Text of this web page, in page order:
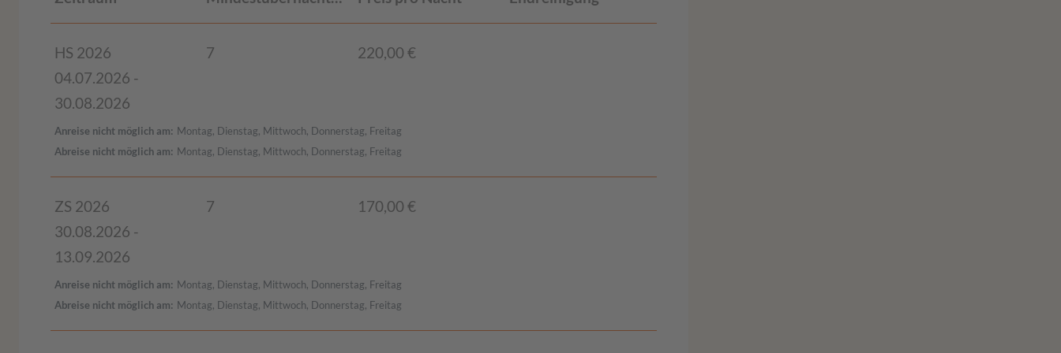
HS 2026
04.07.2026 -
30.08.2026
7 220,00 €
Anreise nicht möglich am
Montag, Dienstag, Mittwoch, Donnerstag, Freitag
Abreise nicht möglich am
Montag, Dienstag, Mittwoch, Donnerstag, Freitag
ZS 2026
30.08.2026 -
13.09.2026
7 170,00 €
Anreise nicht möglich am
Montag, Dienstag, Mittwoch, Donnerstag, Freitag
Abreise nicht möglich am
Montag, Dienstag, Mittwoch, Donnerstag, Freitag